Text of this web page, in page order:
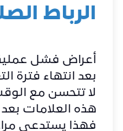
الرباط
أعراض فشل
بعد انتهاء فترة
لا تتحسن مع
هذه العلامات بعد
فهذا يستدعي